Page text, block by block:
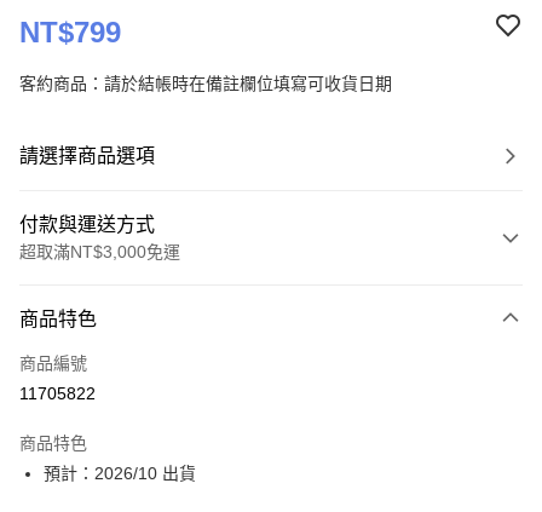
NT$799
客約商品：請於結帳時在備註欄位填寫可收貨日期
請選擇商品選項
付款與運送方式
超取滿NT$3,000免運
信用卡一次付款
超商取貨付款
ATM付款
商品特色
商品編號
11705822
商品特色
預計：2026/10 出貨